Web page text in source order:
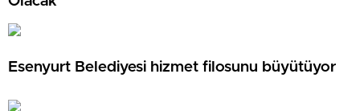
Esenyurt Belediyesi hizmet filosunu büyütüyor